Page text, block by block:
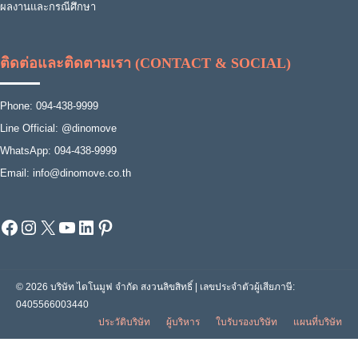
ผลงานและกรณีศึกษา
ติดต่อและติดตามเรา (CONTACT & SOCIAL)
Phone: 094-438-9999
Line Official: @dinomove
WhatsApp: 094-438-9999
Email: info@dinomove.co.th
Facebook
Instagram
X YouTube
LinkedIn
Pinterest
© 2026 บริษัท ไดโนมูฟ จำกัด สงวนลิขสิทธิ์ | เลขประจำตัวผู้เสียภาษี:
0405566003440
ประวัติบริษัท
ผู้บริหาร ใบรับรองบริษัท แผนที่บริษัท